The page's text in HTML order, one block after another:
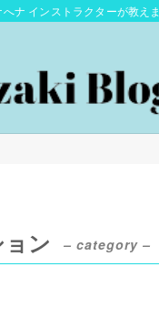
ナ インストラクターが教え
ン – category –